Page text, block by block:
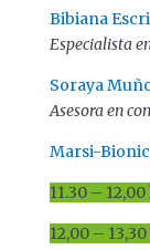
Bibiana
Especialista
Soraya
Asesora en
Marsi-
11.30 –
12,00 –